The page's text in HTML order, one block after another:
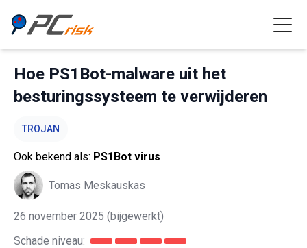
Hoe PS1Bot-malware uit het
besturingssysteem te verwijderen
TROJAN
Ook bekend als: PS1Bot virus
Tomas Meskauskas
26 november 2025 (bijgewerkt)
Schade niveau: